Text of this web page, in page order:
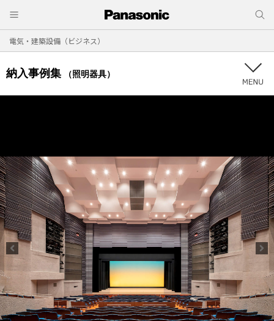
電気・建築設備（ビジネス）
納入事例集 （照明器具）